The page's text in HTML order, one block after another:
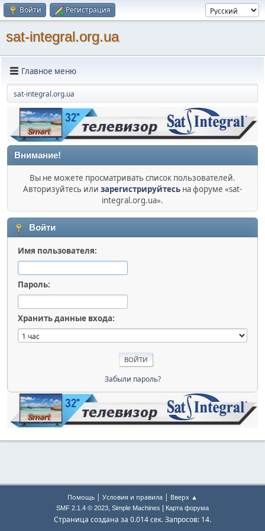
Войти Регистрация
sat-integral.org.ua
Главное меню
sat-integral.org.ua
Внимание!
Вы не можете просматривать список пользователей.
Авторизуйтесь или зарегистрируйтесь на форуме «sat-
integral.org.ua».
Войти
Имя пользователя:
Пароль:
Хранить данные входа:
Забыли пароль?
Помощь | Условия и правила | Вверх ▲
SMF 2.1.4 © 2023, Simple Machines Карта форума
Страница создана за 0.014 сек. Запросов: 14.